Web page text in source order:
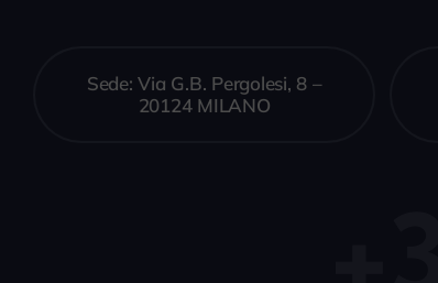
Sede: Via G.B. Pergolesi, 8 –
20124 MILANO